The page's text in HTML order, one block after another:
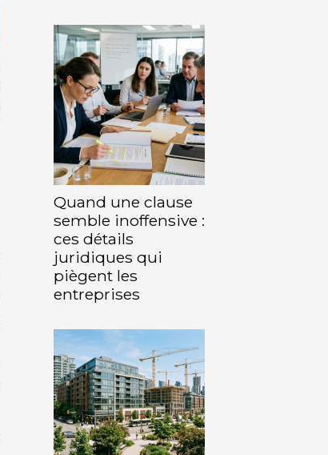
Quand une clause
semble inoffensive :
ces détails
juridiques qui
piègent les
entreprises